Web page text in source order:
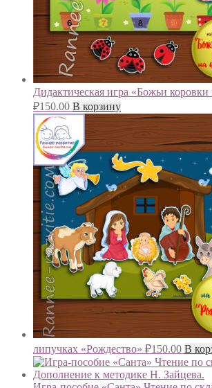
Дидактическая игра «Божьи коровки
₽150.00 В корзину
липучках «Рождество» ₽150.00 В